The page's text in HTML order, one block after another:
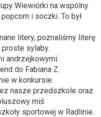
Wiewiórki na wspólny
i soczki. To był
litery, poznaliśmy literę
sylaby.
andrzejkowymi.
do Fabiana Z.
w konkursie
nasze przedszkole oraz
miś
sportowej w Radlinie.